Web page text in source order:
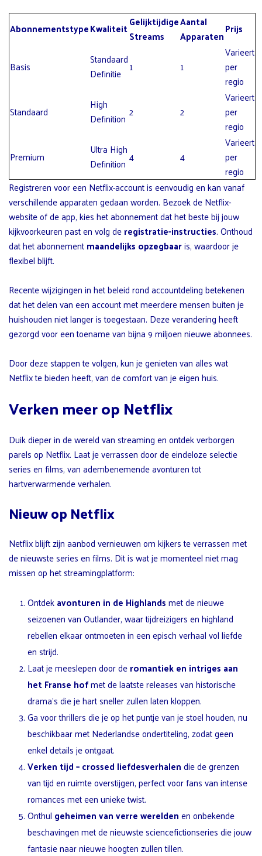
AbonnementstypeKwaliteitGelijktijdige
Streams
Aantal
ApparatenPrijs
Basis
Standaard
Definitie 1 1
Varieert
per
regio
Standaard
High
Definition 2 2
Varieert
per
regio
Premium
Ultra High
Definition 4 4
Varieert
per
regio
Registreren voor een Netflix-account is eenvoudig en kan vanaf
verschillende apparaten gedaan worden. Bezoek de Netflix-
website of de app, kies het abonnement dat het beste bij jouw
kijkvoorkeuren past en volg deregistratie-instructies. Onthoud
dat het abonnementmaandelijks opzegbaaris, waardoor je
flexibel blijft.
Recente wijzigingen in het beleid rond accountdeling betekenen
dat het delen van een account met meerdere mensen buiten je
huishouden niet langer is toegestaan. Deze verandering heeft
gezorgd voor een toename van bijna 9 miljoen nieuwe abonnees.
Door deze stappen te volgen, kun je genieten van alles wat
Netflix te bieden heeft, van de comfort van je eigen huis.
Verken meer op Netflix
Duik dieper in de wereld van streaming en ontdek verborgen
parels op Netflix. Laat je verrassen door de eindeloze selectie
series en films, van adembenemende avonturen tot
hartverwarmende verhalen.
Nieuw op Netflix
Netflix blijft zijn aanbod vernieuwen om kijkers te verrassen met
de nieuwste series en films. Dit is wat je momenteel niet mag
missen op het streamingplatform:
Ontdekavonturen in de Highlandsmet de nieuwe
seizoenen van Outlander, waar tijdreizigers en highland
rebellen elkaar ontmoeten in een episch verhaal vol liefde
en strijd.
Laat je meeslepen door deromantiek en intriges aan
het Franse hofmet de laatste releases van historische
drama’s die je hart sneller zullen laten kloppen.
Ga voor thrillers die je op het puntje van je stoel houden, nu
beschikbaar met Nederlandse ondertiteling, zodat geen
enkel details je ontgaat.
Verken tijd– crossed liefdesverhalendie de grenzen
van tijd en ruimte overstijgen, perfect voor fans van intense
romances met een unieke twist.
Onthul geheimen van verre wereldenen onbekende
beschavingen met de nieuwste sciencefictionseries die jouw
fantasie naar nieuwe hoogten zullen tillen.